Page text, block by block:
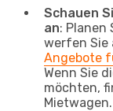
Schauen
an: Planen
werfen Sie
Angebote
Wenn Sie
möchten,
Mietwagen.